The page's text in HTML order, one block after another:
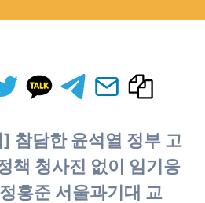
참담한 윤석열 정부 고
책 청사진 없이 임기응
흥준 서울과기대 교